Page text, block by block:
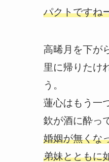
パクトですね
高晞月を下が
里に帰りたけ
う。
蓮心はもう一
欽が酒に酔っ
婚姻が無くな
弟妹とともに